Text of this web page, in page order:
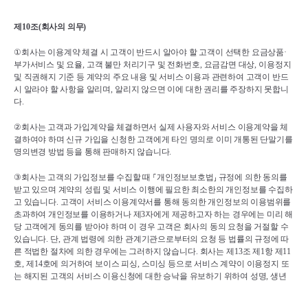
제 10조(회사의 의무)
①회사는 이용계약 체결 시 고객이 반드시 알아야 할 고객이 선택한 요금상품·
부가서비스 및 요율, 고객 불만 처리기구 및 전화번호, 요금감면 대상, 이용정지
및 직권해지 기준 등 계약의 주요 내용 및 서비스 이용과 관련하여 고객이 반드
시 알라야 할 사항을 알리며, 알리지 않으면 이에 대한 권리를 주장하지 못합니
다.
②회사는 고객과 가입계약을 체결하면서 실제 사용자와 서비스 이용계약을 체
결하여야 하며 신규 가입을 신청한 고객에게 타인 명의로 이미 개통된 단말기를
명의변경 방법 등을 통해 판매하지 않습니다.
③회사는 고객의 가입정보를 수집할 때 ⸀개인정보보호법 ⸥ 규정에 의한 동의를
받고 있으며 계약의 성립 및 서비스 이행에 필요한 최소한의 개인정보를 수집하
고 있습니다. 고객이 서비스 이용계약서를 통해 동의한 개인정보의 이용범위를
초과하여 개인정보를 이용하거나 제3자에게 제공하고자 하는 경우에는 미리 해
당 고객에게 동의를 받아야 하며 이 경우 고객은 회사의 동의 요청을 거절할 수
있습니다. 단, 관계 법령에 의한 관계기관으로부터의 요청 등 법률의 규정에 따
른 적법한 절차에 의한 경우에는 그러하지 않습니다. 회사는 제 13조 제 1항 제 11
호, 제 14호에 의거하여 보이스 피싱, 스미싱 등으로 서비스 계약이 이용정지 또
는 해지된 고객의 서비스 이용신청에 대한 승낙을 유보하기 위하여 성명, 생년